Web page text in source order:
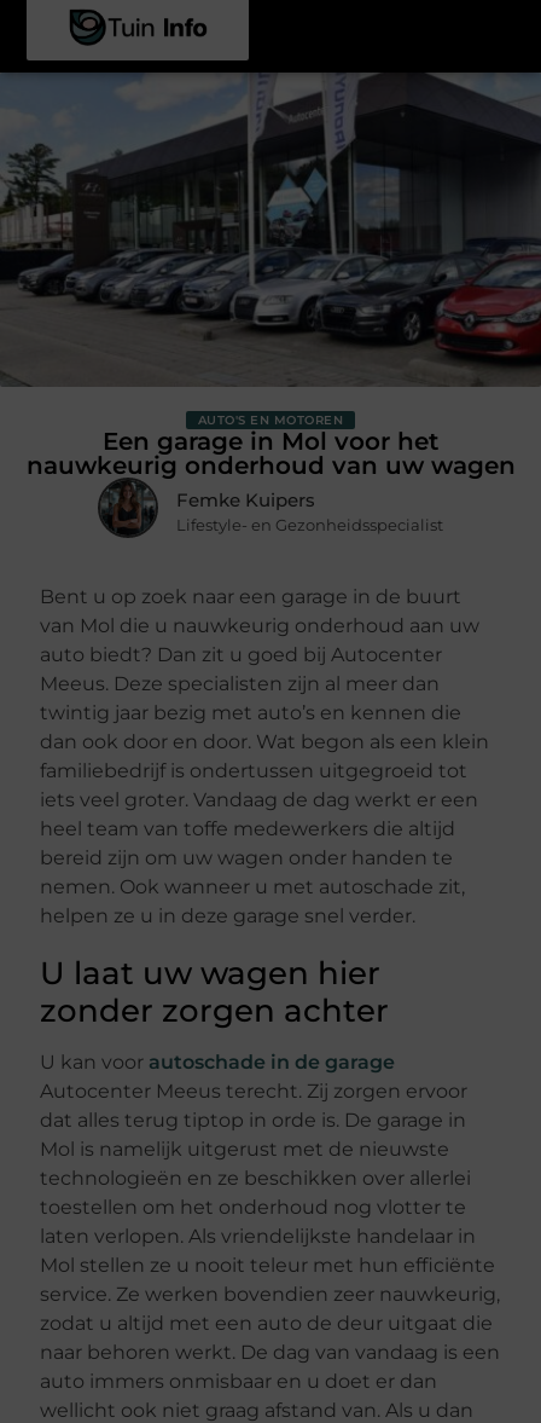
AUTO'S EN MOTOREN
Een garage in Mol voor het
nauwkeurig onderhoud van uw wagen
Femke Kuipers
Lifestyle- en Gezonheidsspecialist
Bent u op zoek naar een garage in de buurt
van Mol die u nauwkeurig onderhoud aan uw
auto biedt? Dan zit u goed bij Autocenter
Meeus. Deze specialisten zijn al meer dan
twintig jaar bezig met auto’s en kennen die
dan ook door en door. Wat begon als een klein
familiebedrijf is ondertussen uitgegroeid tot
iets veel groter. Vandaag de dag werkt er een
heel team van toffe medewerkers die altijd
bereid zijn om uw wagen onder handen te
nemen. Ook wanneer u met autoschade zit,
helpen ze u in deze garage snel verder.
U laat uw wagen hier
zonder zorgen achter
U kan voor autoschade in de garage
Autocenter Meeus terecht. Zij zorgen ervoor
dat alles terug tiptop in orde is. De garage in
Mol is namelijk uitgerust met de nieuwste
technologieën en ze beschikken over allerlei
toestellen om het onderhoud nog vlotter te
laten verlopen. Als vriendelijkste handelaar in
Mol stellen ze u nooit teleur met hun efficiënte
service. Ze werken bovendien zeer nauwkeurig,
zodat u altijd met een auto de deur uitgaat die
naar behoren werkt. De dag van vandaag is een
auto immers onmisbaar en u doet er dan
wellicht ook niet graag afstand van. Als u dan